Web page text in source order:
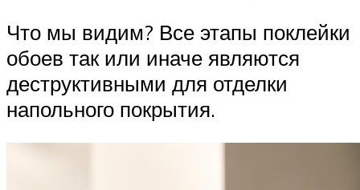
Что мы видим? Все этапы поклейки
обоев так или иначе являются
деструктивными для отделки
напольного покрытия.